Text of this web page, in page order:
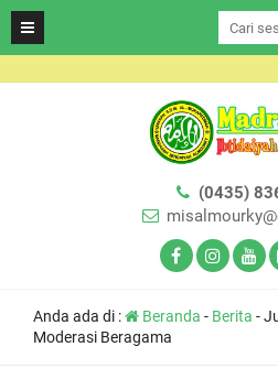
(0435)
Anda ada di : Beranda - Berita -
Moderasi Beragama